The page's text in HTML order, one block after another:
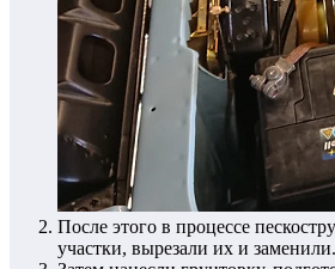
После этого в процессе
участки, вырезали их и заменили.